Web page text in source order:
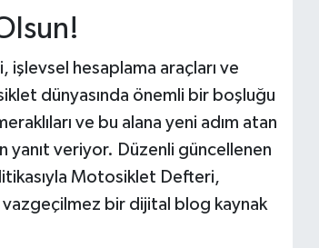
hesaplama araçları ve
dünyasında önemli bir boşluğu
ve bu alana yeni adım atan
yanıt veriyor. Düzenli güncellenen
Motosiklet Defteri,
bir dijital blog kaynak